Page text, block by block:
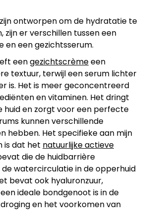
ontworpen om de hydratatie te
zijn er verschillen tussen een
en een gezichtsserum.
eengezichtscrèmeeen
textuur, terwijl een serum lichter
is. Het is meer geconcentreerd
en vitaminen. Het dringt
huid en zorgt voor een perfecte
kunnen verschillende
hebben. Het specifieke aan mijn
is dat het natuurlijke actieve
die de huidbarrière
watercirculatie in de opperhuid
bevat ook hyaluronzuur,
ideale bondgenoot is in de
en het voorkomen van